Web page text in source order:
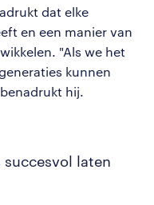
dat elke
en een manier van
"Als we het
kunnen
hij.
succesvol laten